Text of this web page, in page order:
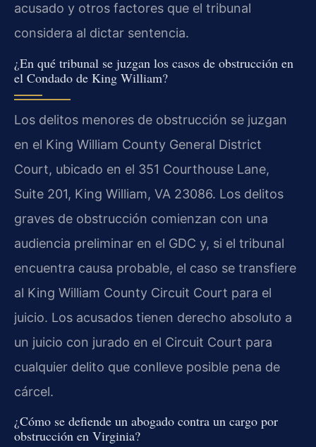
acusado y otros factores que el tribunal
considera al dictar sentencia.
¿En qué tribunal se juzgan los casos de obstrucción en
el Condado de King William?
Los delitos menores de obstrucción se juzgan
en el King William County General District
Court, ubicado en el 351 Courthouse Lane,
Suite 201, King William, VA 23086. Los delitos
graves de obstrucción comienzan con una
audiencia preliminar en el GDC y, si el tribunal
encuentra causa probable, el caso se transfiere
al King William County Circuit Court para el
juicio. Los acusados tienen derecho absoluto a
un juicio con jurado en el Circuit Court para
cualquier delito que conlleve posible pena de
cárcel.
¿Cómo se defiende un abogado contra un cargo por
obstrucción en Virginia?